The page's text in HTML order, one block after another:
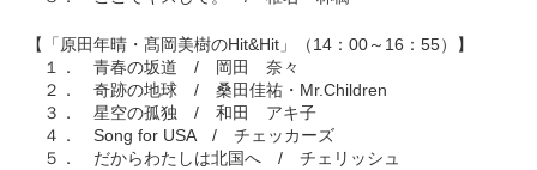
【「原田年晴・髙岡美樹のHit&Hit」（14：00～16：55）】
１． 青春の坂道 / 岡田 奈々
２． 奇跡の地球 / 桑田佳祐・Mr.Children
３． 星空の孤独 / 和田 アキ子
４． Song for USA / チェッカーズ
５． だからわたしは北国へ / チェリッシュ